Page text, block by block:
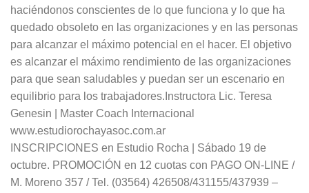
haciéndonos conscientes de lo que funciona y lo que ha
quedado obsoleto en las organizaciones y en las personas
para alcanzar el máximo potencial en el hacer. El objetivo
es alcanzar el máximo rendimiento de las organizaciones
para que sean saludables y puedan ser un escenario en
equilibrio para los trabajadores.Instructora Lic. Teresa
Genesin | Master Coach Internacional
www.estudiorochayasoc.com.ar
INSCRIPCIONES en Estudio Rocha | Sábado 19 de
octubre. PROMOCIÓN en 12 cuotas con PAGO ON-LINE /
M. Moreno 357 / Tel. (03564) 426508/431155/437939 –